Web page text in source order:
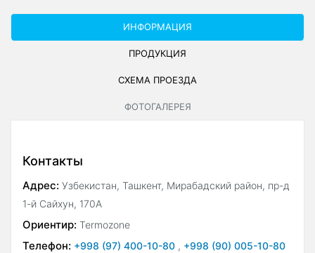
ИНФОРМАЦИЯ
ПРОДУКЦИЯ
СХЕМА ПРОЕЗДА
ФОТОГАЛЕРЕЯ
Контакты
Адрес: Узбекистан, Ташкент, Мирабадский район, пр-д
1-й Сайхун, 170А
Ориентир: Termozone
Телефон: +998 (97) 400-10-80 , +998 (90) 005-10-80